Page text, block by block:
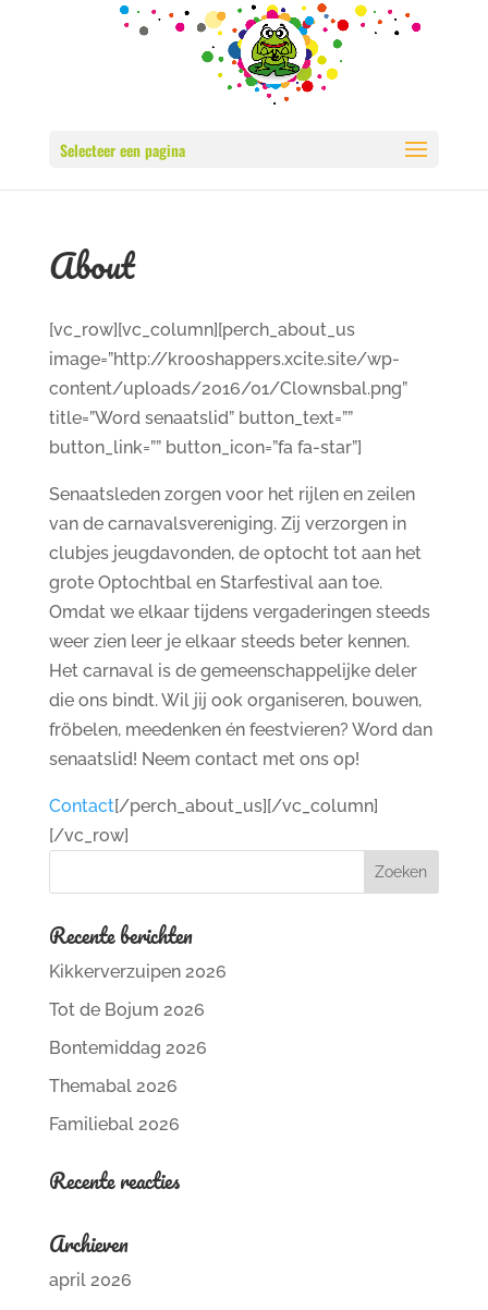
Selecteer een pagina
About
[vc_row][vc_column][perch_about_us
image=”http://krooshappers.xcite.site/wp-
content/uploads/2016/01/Clownsbal.png”
title=”Word senaatslid” button_text=””
button_link=”” button_icon=”fa fa-star”]
Senaatsleden zorgen voor het rijlen en zeilen
van de carnavalsvereniging. Zij verzorgen in
clubjes jeugdavonden, de optocht tot aan het
grote Optochtbal en Starfestival aan toe.
Omdat we elkaar tijdens vergaderingen steeds
weer zien leer je elkaar steeds beter kennen.
Het carnaval is de gemeenschappelijke deler
die ons bindt. Wil jij ook organiseren, bouwen,
fröbelen, meedenken én feestvieren? Word dan
senaatslid! Neem contact met ons op!
Contact[/perch_about_us][/vc_column]
[/vc_row]
Recente berichten
Kikkerverzuipen 2026
Tot de Bojum 2026
Bontemiddag 2026
Themabal 2026
Familiebal 2026
Recente reacties
Archieven
april 2026